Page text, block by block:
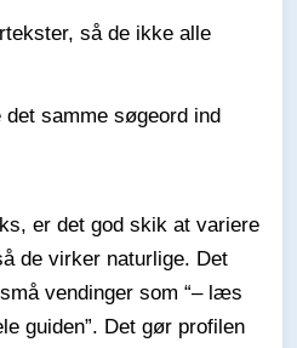
så de ikke alle
det samme søgeord ind
er det god skik at variere
de virker naturlige. Det
vendinger som “– læs
guiden”. Det gør profilen